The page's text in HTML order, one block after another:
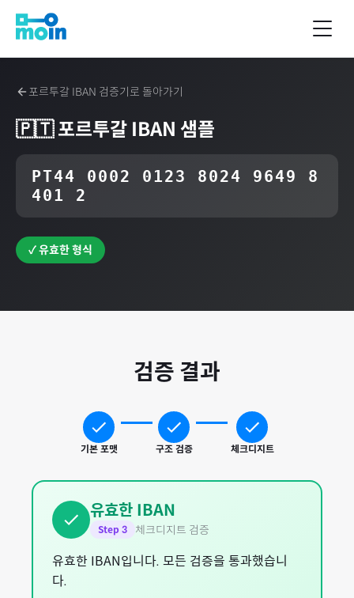
포르투갈 IBAN 검증기로 돌아가기
🇵🇹 포르투갈 IBAN 샘플
PT44 0002 0123 8024 9649 8
401 2
✓ 유효한 형식
검증 결과
기본 포맷 구조 검증 체크디지트
유효한 IBAN
Step 3 체크디지트 검증
유효한 IBAN입니다. 모든 검증을 통과했습니
다.